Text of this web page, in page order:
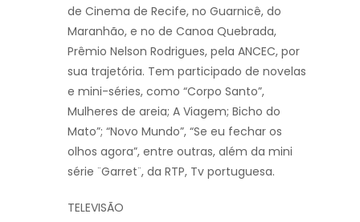
de Cinema de Recife, no Guarnicê, do
Maranhão, e no de Canoa Quebrada,
Prêmio Nelson Rodrigues, pela ANCEC, por
sua trajetória. Tem participado de novelas
e mini-séries, como “Corpo Santo”,
Mulheres de areia; A Viagem; Bicho do
Mato”; “Novo Mundo”, “Se eu fechar os
olhos agora”, entre outras, além da mini
série ¨Garret¨, da RTP, Tv portuguesa.
TELEVISÃO